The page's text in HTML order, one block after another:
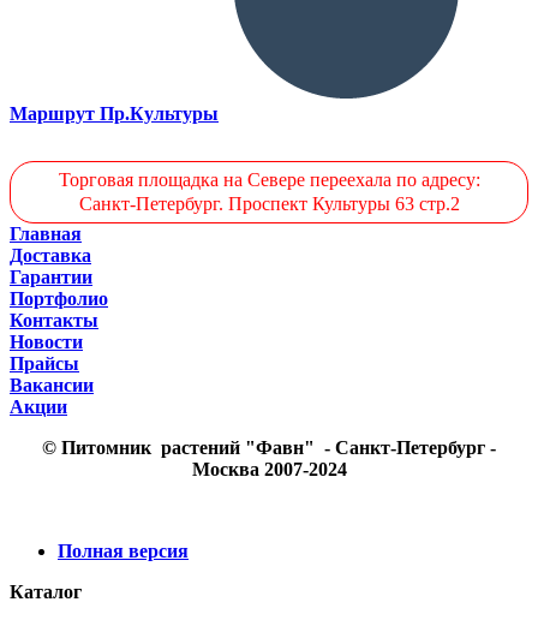
Маршрут Пр.Культуры
Торговая площадка на Севере переехала по адресу:
Санкт-Петербург. Проспект Культуры 63 стр.2
Главная
Доставка
Гарантии
Портфолио
Контакты
Новости
Прайсы
Вакансии
Акции
© Питомник растений "Фавн" - Санкт-Петербург -
Москва 2007-2024
Полная версия
Каталог